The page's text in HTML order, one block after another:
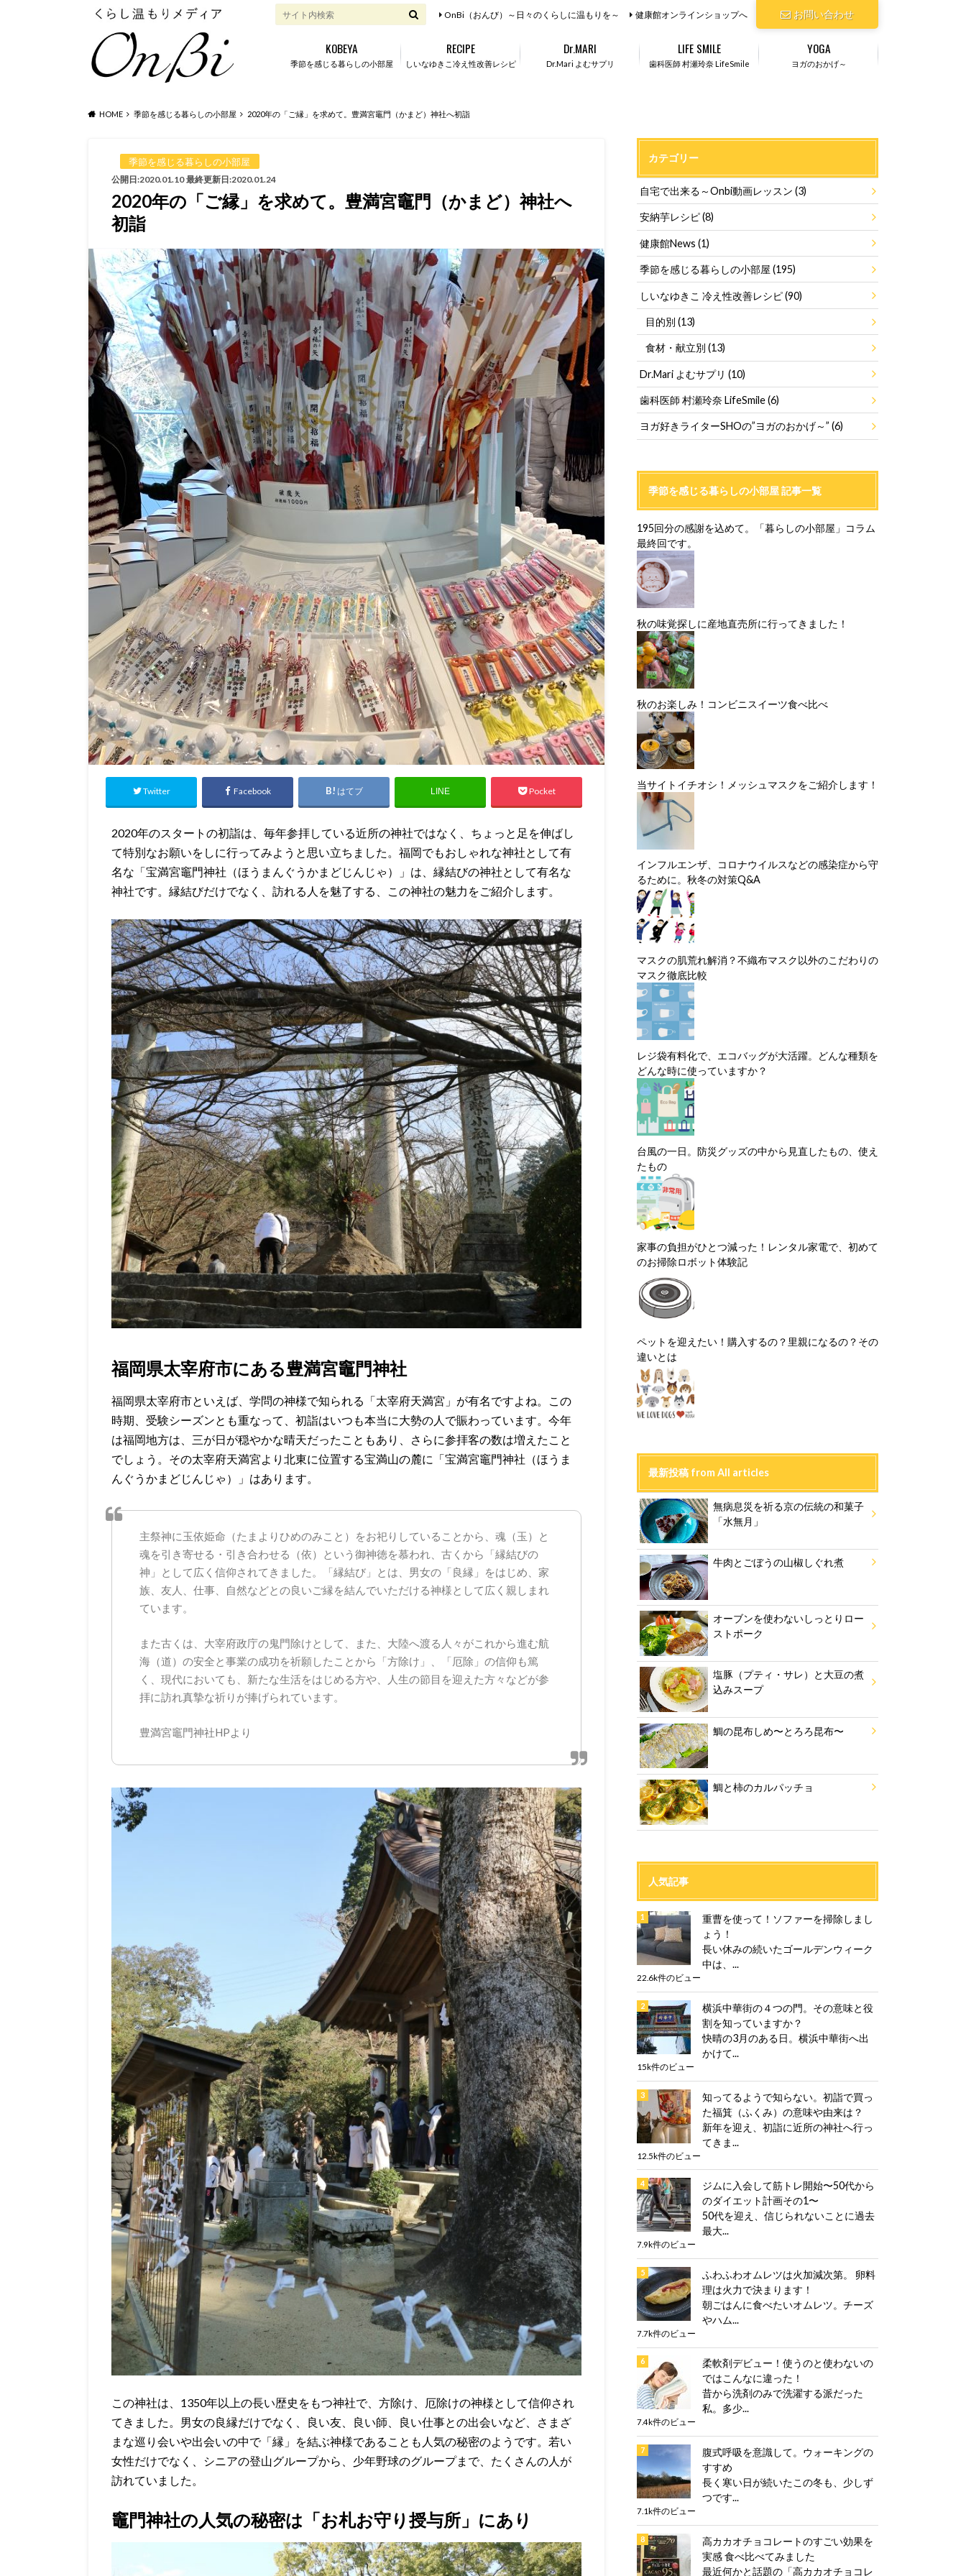
お問い合わせ
OnBi（おんび）～日々のくらしに温もりを～ 健康館オンラインショップへ
季節を感じる暮らしの小部屋
KOBEYA
しいなゆきこ冷え性改善レシピ
RECIPE
Dr.Mari よむサプリ
Dr.MARI
歯科医師 村瀬玲奈 LifeSmile
LIFE SMILE
ヨガのおかげ～
YOGA
HOME 季節を感じる暮らしの小部屋 2020年の「ご縁」を求めて。豊満宮竈門（かまど）神社へ初詣
季節を感じる暮らしの小部屋
公開日:2020.01.10 最終更新日:2020.01.24
2020年の「ご縁」を求めて。豊満宮竈門（かまど）神社へ
初詣
Twitter Facebook はてブ LINE Pocket
2020年のスタートの初詣は、毎年参拝している近所の神社ではなく、ちょっと足を伸ばし
て特別なお願いをしに行ってみようと思い立ちました。福岡でもおしゃれな神社として有
名な「宝満宮竈門神社（ほうまんぐうかまどじんじゃ）」は、縁結びの神社として有名な
神社です。縁結びだけでなく、訪れる人を魅了する、この神社の魅力をご紹介します。
福岡県太宰府市にある豊満宮竈門神社
福岡県太宰府市といえば、学問の神様で知られる「太宰府天満宮」が有名ですよね。この
時期、受験シーズンとも重なって、初詣はいつも本当に大勢の人で賑わっています。今年
は福岡地方は、三が日が穏やかな晴天だったこともあり、さらに参拝客の数は増えたこと
でしょう。その太宰府天満宮より北東に位置する宝満山の麓に「宝満宮竈門神社（ほうま
んぐうかまどじんじゃ）」はあります。
主祭神に玉依姫命（たまよりひめのみこと）をお祀りしていることから、魂（玉）と
魂を引き寄せる・引き合わせる（依）という御神徳を慕われ、古くから「縁結びの
神」として広く信仰されてきました。「縁結び」とは、男女の「良縁」をはじめ、家
族、友人、仕事、自然などとの良いご縁を結んでいただける神様として広く親しまれ
ています。
また古くは、大宰府政庁の鬼門除けとして、また、大陸へ渡る人々がこれから進む航
海（道）の安全と事業の成功を祈願したことから「方除け」、「厄除」の信仰も篤
く、現代においても、新たな生活をはじめる方や、人生の節目を迎えた方々などが参
拝に訪れ真摯な祈りが捧げられています。
豊満宮竈門神社HPより
この神社は、1350年以上の長い歴史をもつ神社で、方除け、厄除けの神様として信仰され
てきました。男女の良縁だけでなく、良い友、良い師、良い仕事との出会いなど、さまざ
まな巡り会いや出会いの中で「縁」を結ぶ神様であることも人気の秘密のようです。若い
女性だけでなく、シニアの登山グループから、少年野球のグループまで、たくさんの人が
訪れていました。
竈門神社の人気の秘密は「お札お守り授与所」にあり
カテゴリー
自宅で出来る～Onbi動画レッスン(3)
安納芋レシピ(8)
健康館News(1)
季節を感じる暮らしの小部屋(195)
しいなゆきこ 冷え性改善レシピ(90)
目的別 (13)
食材・献立別 (13)
Dr.Mari よむサプリ(10)
歯科医師 村瀬玲奈 LifeSmile(6)
ヨガ好きライターSHOの”ヨガのおかげ～”(6)
季節を感じる暮らしの小部屋 記事一覧
195回分の感謝を込めて。「暮らしの小部屋」コラム
最終回です。
秋の味覚探しに産地直売所に行ってきました！
秋のお楽しみ！コンビニスイーツ食べ比べ
当サイトイチオシ！メッシュマスクをご紹介します！
インフルエンザ、コロナウイルスなどの感染症から守
るために。秋冬の対策Q&A
マスクの肌荒れ解消？不織布マスク以外のこだわりの
マスク徹底比較
レジ袋有料化で、エコバッグが大活躍。どんな種類を
どんな時に使っていますか？
台風の一日。防災グッズの中から見直したもの、使え
たもの
家事の負担がひとつ減った！レンタル家電で、初めて
のお掃除ロボット体験記
ペットを迎えたい！購入するの？里親になるの？その
違いとは
最新投稿 from All articles
無病息災を祈る京の伝統の和菓子
「水無月」
牛肉とごぼうの山椒しぐれ煮
オーブンを使わないしっとりロー
ストポーク
塩豚（プティ・サレ）と大豆の煮
込みスープ
鯛の昆布しめ〜とろろ昆布〜
鯛と柿のカルパッチョ
人気記事
重曹を使って！ソファーを掃除しまし
ょう！
長い休みの続いたゴールデンウィーク
中は、...
22.6k件のビュー
横浜中華街の４つの門。その意味と役
割を知っていますか？
快晴の3月のある日。横浜中華街へ出
かけて...
15k件のビュー
知ってるようで知らない。初詣で買っ
た福箕（ふくみ）の意味や由来は？
新年を迎え、初詣に近所の神社へ行っ
てきま...
12.5k件のビュー
ジムに入会して筋トレ開始〜50代から
のダイエット計画その1〜
50代を迎え、信じられないことに過去
最大...
7.9k件のビュー
ふわふわオムレツは火加減次第。 卵料
理は火力で決まります！
朝ごはんに食べたいオムレツ。チーズ
やハム...
7.7k件のビュー
柔軟剤デビュー！使うのと使わないの
ではこんなに違った！
昔から洗剤のみで洗濯する派だった
私。多少...
7.4k件のビュー
腹式呼吸を意識して。ウォーキングの
すすめ
長く寒い日が続いたこの冬も、少しず
つです...
7.1k件のビュー
高カカオチョコレートのすごい効果を
実感 食べ比べてみました
最近何かと話題の「高カカオチョコレ